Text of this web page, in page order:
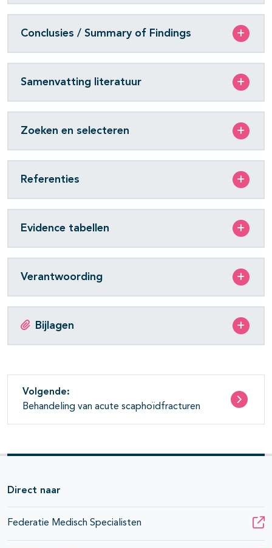
Conclusies / Summary of Findings
Samenvatting literatuur
Zoeken en selecteren
Referenties
Evidence tabellen
Verantwoording
Bijlagen
Volgende:
Behandeling van acute scaphoïdfracturen
Direct naar
Federatie Medisch Specialisten